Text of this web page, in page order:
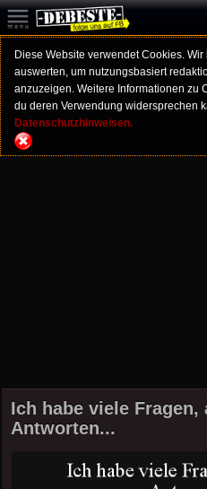
Diese Website verwendet Cookies.
auswerten, um nutzungsbasiert
anzuzeigen. Weitere Informationen zu
du deren Verwendung widersprechen
Datenschutzhinweisen.
Ich habe viele Fragen,
Antworten...